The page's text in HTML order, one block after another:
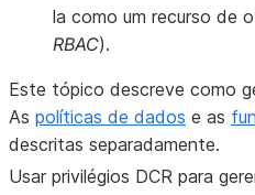
la como um recurso de
RBAC).
Este tópico descreve como
As políticas de dados e as
descritas separadamente.
Usar privilégios DCR para